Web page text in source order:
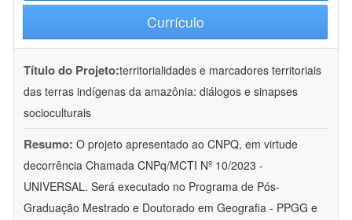
Currículo
Título do Projeto:territorialidades e marcadores territoriais
das terras indígenas da amazônia: diálogos e sinapses
socioculturais
Resumo: O projeto apresentado ao CNPQ, em virtude
decorrência Chamada CNPq/MCTI Nº 10/2023 -
UNIVERSAL. Será executado no Programa de Pós-
Graduação Mestrado e Doutorado em Geografia - PPGG e